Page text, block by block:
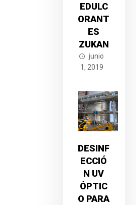
EDULC
ORANT
ES
ZUKAN
junio
1, 2019
DESINF
ECCIÓ
N UV
ÓPTIC
O PARA